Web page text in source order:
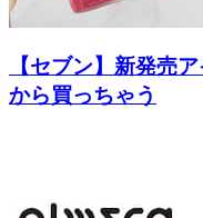
【セブン】新発売
から買っちゃう